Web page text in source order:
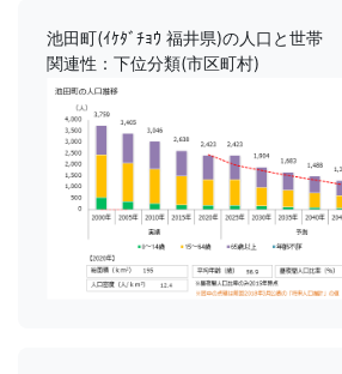
池田町(ｲｹﾀﾞﾁｮｳ 福井県)の人口と世帯
関連性：下位分類(市区町村)